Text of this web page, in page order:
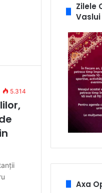
5.314
Zilele
Vaslui
Axa